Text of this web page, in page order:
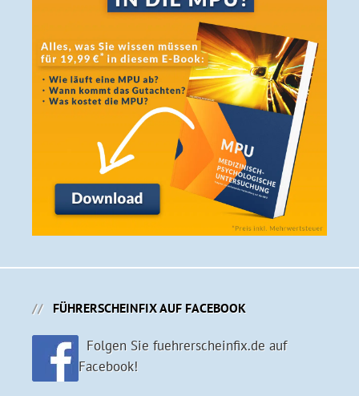
FÜHRERSCHEINFIX AUF FACEBOOK
Folgen Sie fuehrerscheinfix.de auf
Facebook!